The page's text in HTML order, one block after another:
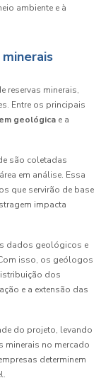
ambiente e à
reservas minerais,
Entre os principais
geológica e a
são coletadas
em análise. Essa
que servirão de base
impacta
dados geológicos e
isso, os geólogos
dos
e a extensão das
do projeto, levando
minerais no mercado
determinem